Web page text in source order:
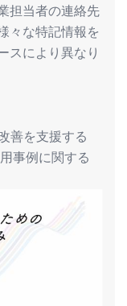
担当者の連絡先
々な特記情報を
スにより異なり
善を支援する
事例に関する